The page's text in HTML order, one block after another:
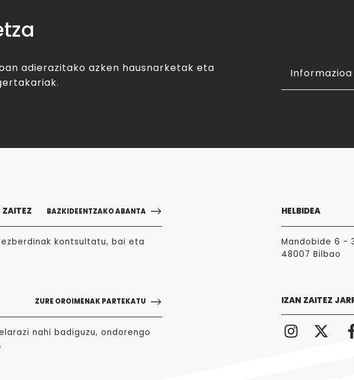
adierazitako azken hausnarketak eta
ZAITEZ BAZKIDEENTZAKO ABANTA
kontsultatu, bai eta
ZURE OROIMENAK PARTEKATU
nahi badiguzu, ondorengo
HELBIDEA
Mandobide 6 -
48007 Bilbao
IZAN ZAITEZ